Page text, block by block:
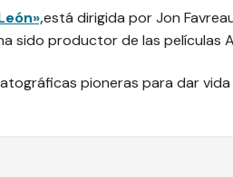
está dirigida por Jon
sido productor de las películas
pioneras para dar